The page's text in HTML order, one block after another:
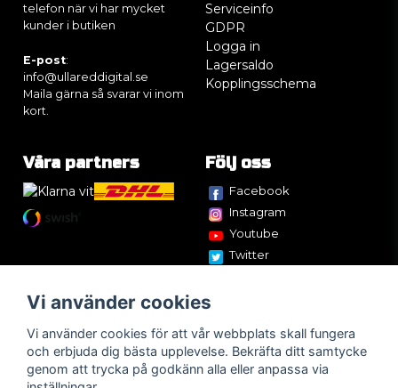
telefon när vi har mycket
kunder i butiken
E-post:
info@ullareddigital.se
Maila gärna så svarar vi inom
kort.
Serviceinfo
GDPR
Logga in
Lagersaldo
Kopplingsschema
Våra partners Följ oss
Facebook
Instagram
Youtube
Twitter
Vi använder cookies
Vi använder cookies för att vår webbplats skall fungera
och erbjuda dig bästa upplevelse. Bekräfta ditt samtycke
genom att trycka på godkänn alla eller anpassa via